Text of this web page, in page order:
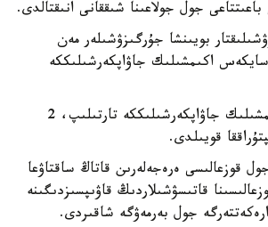
جول جولاعىنا شىققانى انىقتالدى.
بويىنشا جۇرگىزۋشىلەر مەن
سايكەس اكىمشىلىك جاۋاپكەرشىلىككە
جالپى، 6 ازامات اكىمشىلىك جاۋاپكەرشىلىككە تارتىلىپ، 2
قويىلدى.
جول قوزعالىسى ەرەجەلەرىن قاتاڭ ساقتاۋعا
قاتىسۋشىلاردىڭ قاۋىپسىزدىگىنە
جول بەرمەۋگە شاقىردى.